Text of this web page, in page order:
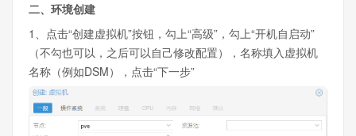
二、环境创建
1、点击“创建虚拟机”按钮，勾上“高级”，勾上“开机自启动”
（不勾也可以，之后可以自己修改配置），名称填入虚拟机
名称（例如DSM），点击“下一步”